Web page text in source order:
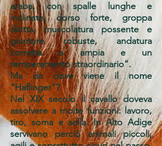
araba, con spalle lunghe e
inclinate, dorso forte, groppa
diritta, muscolatura possente e
giunture robuste, andatura
corretta e ampia e un
temperamento straordinario”.
Ma da dove viene il nome
“Haflinger”?
Nel XIX secolo il cavallo doveva
assolvere a molte funzioni: lavoro,
tiro, soma e sella. In Alto Adige
servivano perciò animali piccoli,